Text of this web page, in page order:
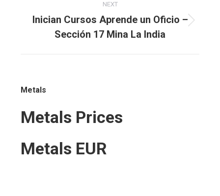
NEXT
Next
album:
Inician Cursos Aprende un Oficio –
Sección 17 Mina La India
Metals
Metals Prices
Metals EUR